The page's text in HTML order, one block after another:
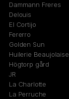
Dammann Freres
Delouis
El Cortijo
Fererro
Golden Sun
Huilerie Beaujolaise
Högtorp gård
JR
La Charlotte
La Perruche